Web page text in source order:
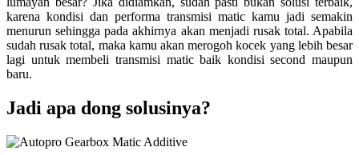
karena kondisi dan performa transmisi matic kamu jadi semakin
menurun sehingga pada akhirnya akan menjadi rusak total. Apabila
sudah rusak total, maka kamu akan merogoh kocek yang lebih besar
lagi untuk membeli transmisi matic baik kondisi second maupun
baru.
Jadi apa dong solusinya?